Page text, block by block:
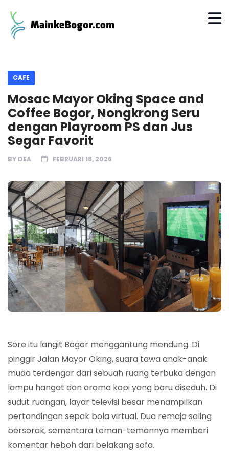
CAFE
Mosac Mayor Oking Space and
Coffee Bogor, Nongkrong Seru
dengan Playroom PS dan Jus
Segar Favorit
BY DEA FEBRUARI 18, 2026
Sore itu langit Bogor menggantung mendung. Di
pinggir Jalan Mayor Oking, suara tawa anak-anak
muda terdengar dari sebuah ruang terbuka dengan
lampu hangat dan aroma kopi yang baru diseduh. Di
sudut ruangan, layar televisi besar menampilkan
pertandingan sepak bola virtual. Dua remaja saling
bersorak, sementara teman-temannya memberi
komentar heboh dari belakang sofa.